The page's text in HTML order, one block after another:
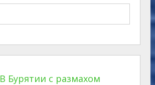
В Бурятии с размахом